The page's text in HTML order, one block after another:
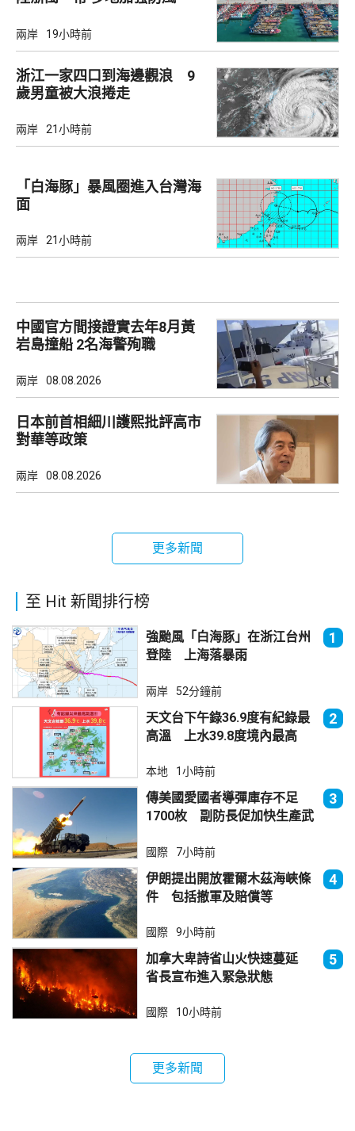
兩岸 19小時前
浙江一家四口到海邊觀浪 9
歲男童被大浪捲走
兩岸 21小時前
「白海豚」暴風圈進入台灣海
面
兩岸 21小時前
中國官方間接證實去年8月黃
岩島撞船 2名海警殉職
兩岸 08.08.2026
日本前首相細川護熙批評高市
對華等政策
兩岸 08.08.2026
更多新聞
至 Hit 新聞排行榜
強颱風「白海豚」在浙江台州
登陸 上海落暴雨
1
兩岸 52分鐘前
天文台下午錄36.9度有紀錄最
高溫 上水39.8度境內最高
2
本地 1小時前
傳美國愛國者導彈庫存不足
1700枚 副防長促加快生產武
3
國際 7小時前
伊朗提出開放霍爾木茲海峽條
件 包括撤軍及賠償等
4
國際 9小時前
加拿大卑詩省山火快速蔓延
省長宣布進入緊急狀態
5
國際 10小時前
更多新聞